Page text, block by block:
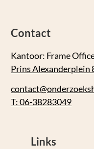
Contact
Kantoor: Frame
Prins Alexanderplein
T: 06-38283049
Links